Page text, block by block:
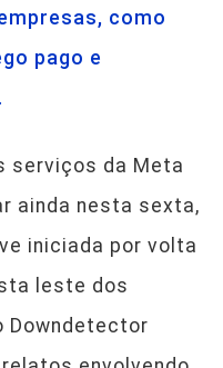
como
pago e
serviços da Meta
ainda nesta sexta,
iniciada por volta
leste dos
Downdetector